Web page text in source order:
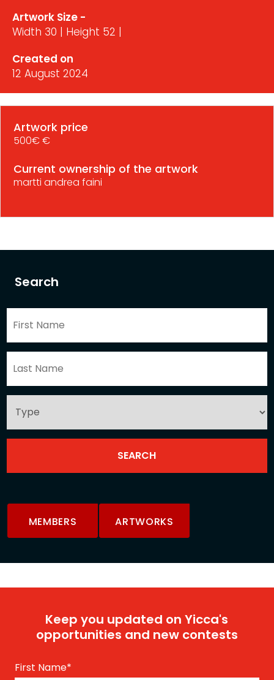
Search
MEMBERS ARTWORKS
Artwork Size -
Width 30 | Height 52 |
Created on
12 August 2024
Artwork price
500€ €
Current ownership of the artwork
martti andrea faini
Keep you updated on Yicca's
opportunities and new contests
First Name*